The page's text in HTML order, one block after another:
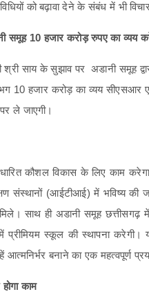
को बढ़ावा देने के संबंध में भी
समूह 10 हजार करोड़ रुपए का व्यय
श्री साय के सुझाव पर अडानी समूह
10 हजार करोड़ का व्यय सीएसआर
ले जाएगी।
कौशल विकास के लिए काम
संस्थानों (आईटीआई) में भविष्य
साथ ही अडानी समूह
स्कूल की स्थापना करेगी।
बनाने का एक महत्वपूर्ण
काम